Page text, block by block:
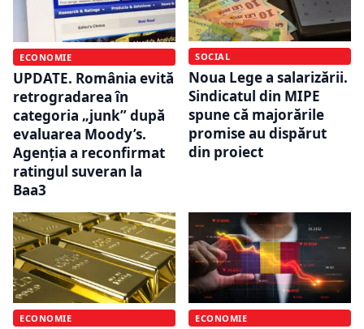
ECONOMIE
UPDATE. România evită
retrogradarea în
categoria „junk” după
evaluarea Moody’s.
Agenția a reconfirmat
ratingul suveran la
Baa3
SOCIAL
Noua Lege a salarizării.
Sindicatul din MIPE
spune că majorările
promise au dispărut
din proiect
ECONOMIE ECONOMIE